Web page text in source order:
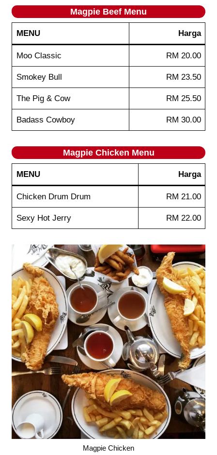
Magpie Beef Menu
MENU Harga
Moo Classic RM 20.00
Smokey Bull RM 23.50
The Pig & Cow RM 25.50
Badass Cowboy RM 30.00
Magpie Chicken Menu
MENU Harga
Chicken Drum Drum RM 21.00
Sexy Hot Jerry RM 22.00
Magpie Chicken